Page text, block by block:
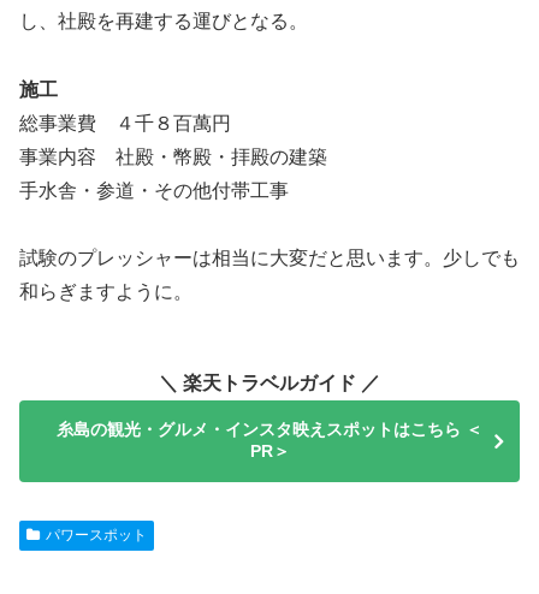
し、社殿を再建する運びとなる。
施工
総事業費 ４千８百萬円
事業内容 社殿・幣殿・拝殿の建築
手水舎・参道・その他付帯工事
試験のプレッシャーは相当に大変だと思います。少しでも
和らぎますように。
＼ 楽天トラベルガイド ／
糸島の観光・グルメ・インスタ映えスポットはこちら ＜
PR＞
パワースポット